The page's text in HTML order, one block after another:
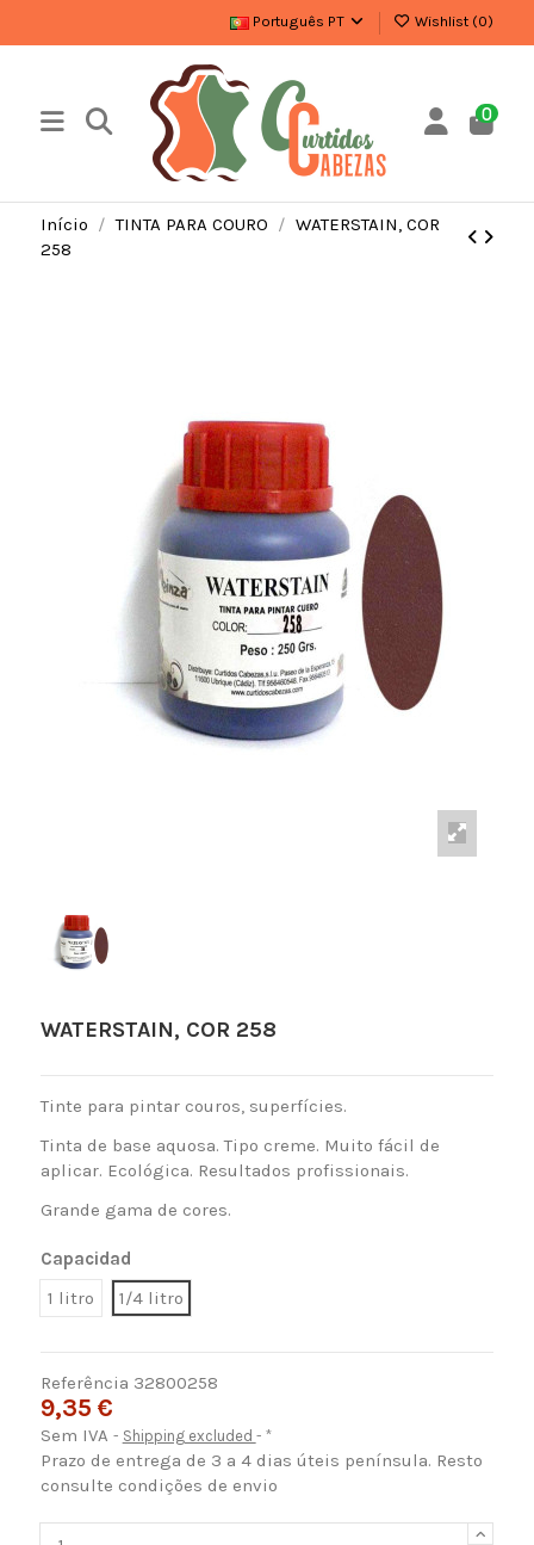
Português PT Wishlist (0)
0
Início TINTA PARA COURO
WATERSTAIN, COR
258
WATERSTAIN, COR 258
Tinte para pintar couros, superfícies.
Tinta de base aquosa. Tipo creme. Muito fácil de
aplicar. Ecológica. Resultados profissionais.
Grande gama de cores.
Capacidad
1 litro
1/4 litro
Referência 32800258
9,35 €
Sem IVA Shipping excluded *
Prazo de entrega de 3 a 4 dias úteis península. Resto
consulte condições de envio